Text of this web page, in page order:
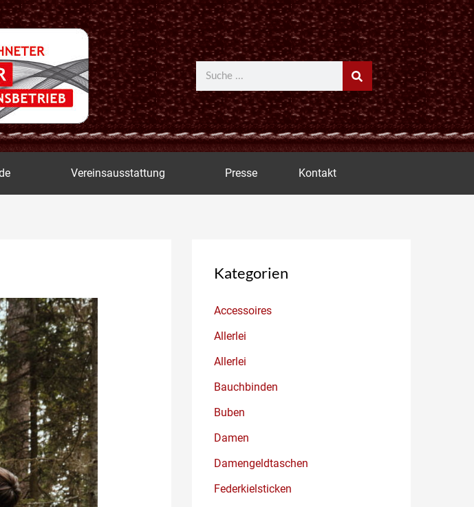
Suche
Vereinsausstattung Presse Kontakt
Kategorien
Accessoires
Allerlei
Allerlei
Bauchbinden
Buben
Damen
Damengeldtaschen
Federkielsticken